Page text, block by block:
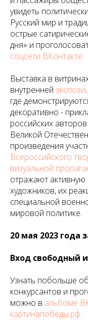
увидеть
Русский мир и
острые
дня» и
соцсети ВКонтакте.
Выставка в
внутренней
где
декоративно -
российских
Великой
произведения
Всероссийского
визуальной
отражают
художников, их
специальной
мировой политике.
20 мая 2023 года
Вход свободный
Узнать побольше
конкурсантов и
можно в альбоме
картинапобеды.рф.